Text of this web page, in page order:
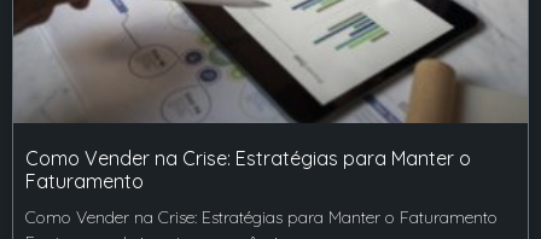
Como Vender na Crise: Estratégias para Manter o
Faturamento
Como Vender na Crise: Estratégias para Manter o Faturamento